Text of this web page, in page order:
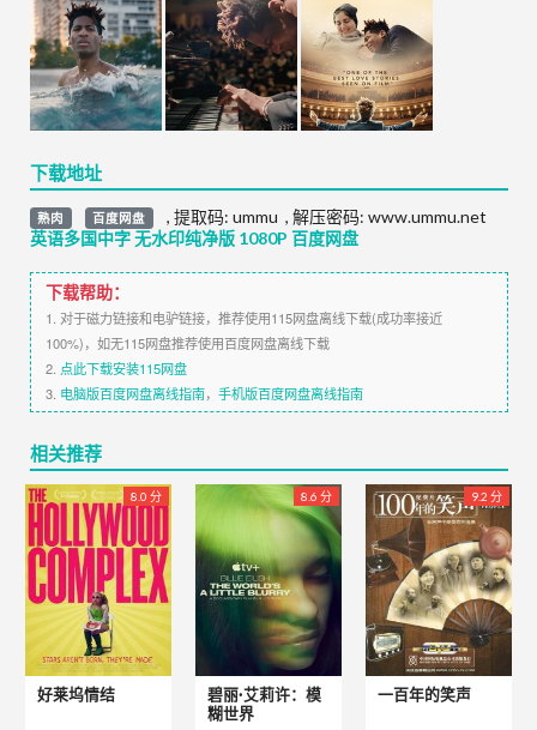
下载地址
熟肉 百度网盘
英语多国中字 无水印纯净版 1080P 百度网盘
, 提取码: ummu , 解压密码: www.ummu.net
下载帮助：
1. 对于磁力链接和电驴链接，推荐使用115网盘离线下载(成功率接近
100%)，如无115网盘推荐使用百度网盘离线下载
2. 点此下载安装115网盘
3. 电脑版百度网盘离线指南， 手机版百度网盘离线指南
相关推荐
8.0 分
好莱坞情结
8.6 分
碧丽·艾莉许：模
糊世界
9.2 分
一百年的笑声